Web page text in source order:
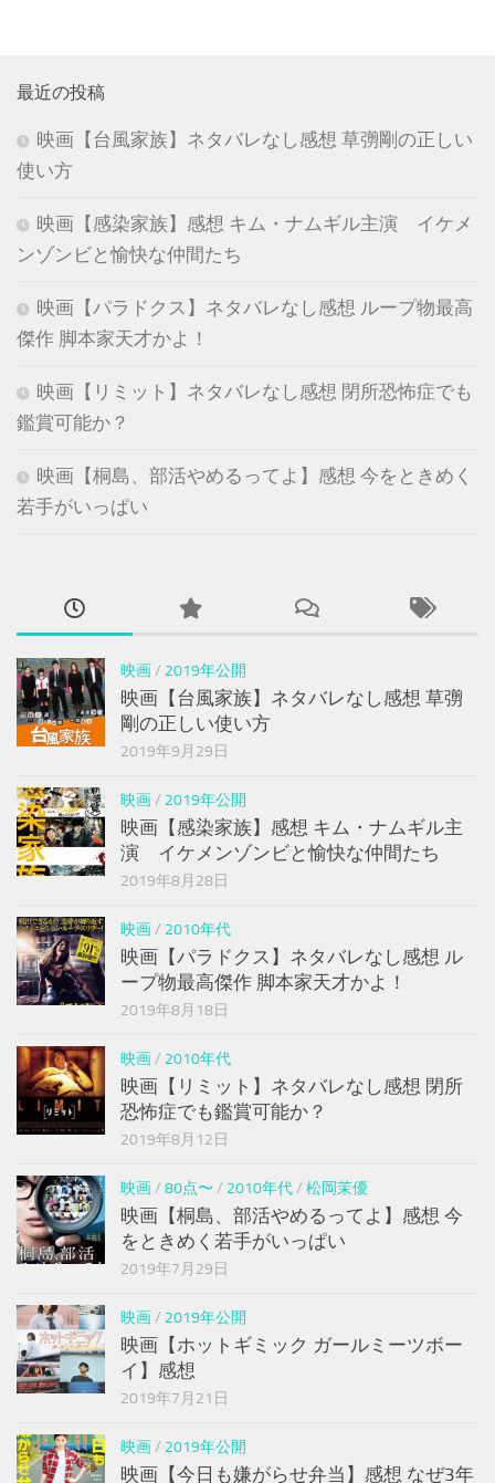
最近の投稿
映画【台風家族】ネタバレなし感想 草彅剛の正しい
使い方
映画【感染家族】感想 キム・ナムギル主演 イケメ
ンゾンビと愉快な仲間たち
映画【パラドクス】ネタバレなし感想 ループ物最高
傑作 脚本家天才かよ！
映画【リミット】ネタバレなし感想 閉所恐怖症でも
鑑賞可能か？
映画【桐島、部活やめるってよ】感想 今をときめく
若手がいっぱい
映画/ 2019年公開
映画【台風家族】ネタバレなし感想 草彅
剛の正しい使い方
2019年9月29日
映画/ 2019年公開
映画【感染家族】感想 キム・ナムギル主
演 イケメンゾンビと愉快な仲間たち
2019年8月28日
映画/ 2010年代
映画【パラドクス】ネタバレなし感想 ル
ープ物最高傑作 脚本家天才かよ！
2019年8月18日
映画/ 2010年代
映画【リミット】ネタバレなし感想 閉所
恐怖症でも鑑賞可能か？
2019年8月12日
映画/ 80点〜 / 2010年代/ 松岡茉優
映画【桐島、部活やめるってよ】感想 今
をときめく若手がいっぱい
2019年7月29日
映画/ 2019年公開
映画【ホットギミック ガールミーツボー
イ】感想
2019年7月21日
映画/ 2019年公開
映画【今日も嫌がらせ弁当】感想 なぜ3年